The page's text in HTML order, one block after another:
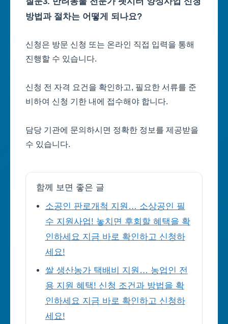
방법과 절차는 어떻게 되나요?
신청은 방문 신청 또는 온라인 직접 입력을 통해
진행할 수 있습니다.
신청 전 자격 요건을 확인하고, 필요한 서류를 준
비하여 신청 기한 내에 접수해야 합니다.
담당 기관에 문의하시면 정확한 정보를 제공받을
수 있습니다.
함께 보면 좋은 글
소공인 판로개척 지원… 소상공인 필
수 지원사업! 놓치면 후회할 혜택을 확
인하세요 지금 바로 확인하고 신청하
세요!
쌀 생산농가 택배비 지원… 농업인 전
용 지원 혜택! 신청 조건과 방법을 확
인하세요 지금 바로 확인하고 신청하
세요!